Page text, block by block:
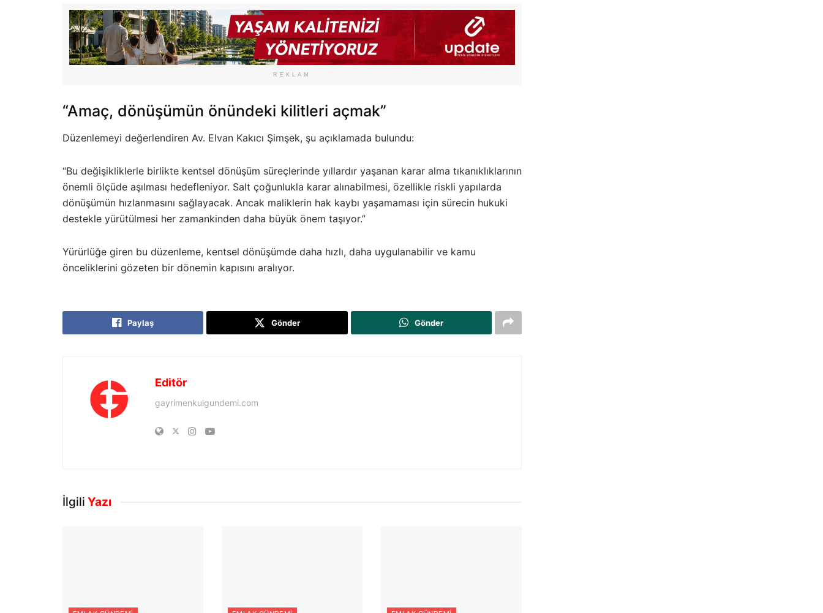
REKLAM
“Amaç, dönüşümün önündeki kilitleri açmak”
Düzenlemeyi değerlendiren Av. Elvan Kakıcı Şimşek, şu açıklamada bulundu:
“Bu değişikliklerle birlikte kentsel dönüşüm süreçlerinde yıllardır yaşanan karar alma tıkanıklıklarının
önemli ölçüde aşılması hedefleniyor. Salt çoğunlukla karar alınabilmesi, özellikle riskli yapılarda
dönüşümün hızlanmasını sağlayacak. Ancak maliklerin hak kaybı yaşamaması için sürecin hukuki
destekle yürütülmesi her zamankinden daha büyük önem taşıyor.”
Yürürlüğe giren bu düzenleme, kentsel dönüşümde daha hızlı, daha uygulanabilir ve kamu
önceliklerini gözeten bir dönemin kapısını aralıyor.
Paylaş Gönder Gönder
Editör
gayrimenkulgundemi.com
İlgili Yazı